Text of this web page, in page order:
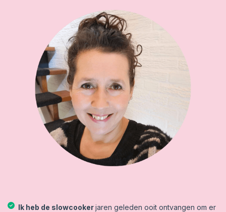
Ik heb de slowcookerjaren geleden ooit ontvangen om er